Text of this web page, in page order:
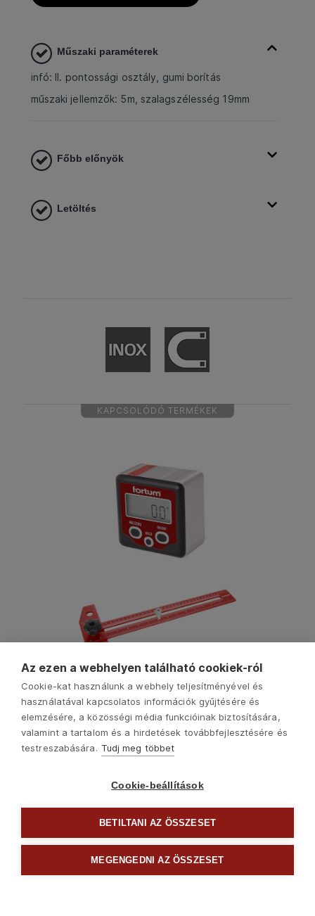
Műszaki paraméterek
infó: II. pontossági osztály, gumi borítás
műszaki jellemzők: 5m, szalagszélesség 19mm
Főbb előnyök
Letöltés
KAPCSOLÓDÓ TERMÉKEK
Következő
Az ezen a webhelyen található cookiek-ról
Cookie-kat használunk a webhely teljesítményével és
használatával kapcsolatos információk gyűjtésére és
elemzésére, a közösségi média funkcióinak biztosítására,
valamint a tartalom és a hirdetések továbbfejlesztésére és
testreszabására. Tudj meg többet
Cookie-beállítások
BETILTANI AZ ÖSSZESET
MEGENGEDNI AZ ÖSSZESET